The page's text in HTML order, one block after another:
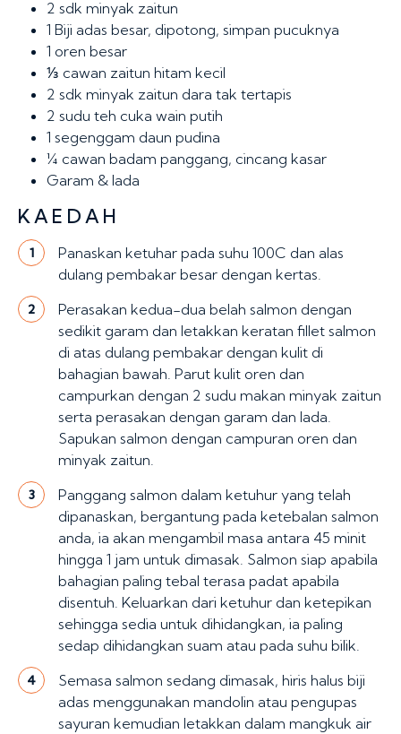
2 sdk minyak zaitun
1 Biji adas besar, dipotong, simpan pucuknya
1 oren besar
⅓ cawan zaitun hitam kecil
2 sdk minyak zaitun dara tak tertapis
2 sudu teh cuka wain putih
1 segenggam daun pudina
¼ cawan badam panggang, cincang kasar
Garam & lada
KAEDAH
1
Panaskan ketuhar pada suhu 100C dan alas
dulang pembakar besar dengan kertas.
2
Perasakan kedua-dua belah salmon dengan
sedikit garam dan letakkan keratan fillet salmon
di atas dulang pembakar dengan kulit di
bahagian bawah. Parut kulit oren dan
campurkan dengan 2 sudu makan minyak zaitun
serta perasakan dengan garam dan lada.
Sapukan salmon dengan campuran oren dan
minyak zaitun.
3
Panggang salmon dalam ketuhur yang telah
dipanaskan, bergantung pada ketebalan salmon
anda, ia akan mengambil masa antara 45 minit
hingga 1 jam untuk dimasak. Salmon siap apabila
bahagian paling tebal terasa padat apabila
disentuh. Keluarkan dari ketuhur dan ketepikan
sehingga sedia untuk dihidangkan, ia paling
sedap dihidangkan suam atau pada suhu bilik.
4
Semasa salmon sedang dimasak, hiris halus biji
adas menggunakan mandolin atau pengupas
sayuran kemudian letakkan dalam mangkuk air